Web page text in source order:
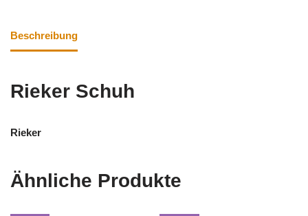
Beschreibung
Rieker Schuh
Rieker
Ähnliche Produkte